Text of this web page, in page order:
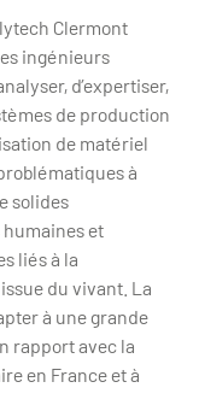
Clermont
ingénieurs
d’expertiser,
de production
de matériel
à
solides
et
liés à la
du vivant. La
à une grande
rapport avec la
en France et à